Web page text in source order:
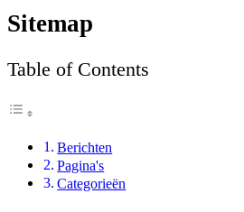
Sitemap
Table of Contents
Berichten
Pagina's
Categorieën